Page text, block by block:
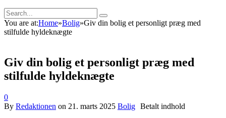
You are at:Home»Bolig»Giv din bolig et personligt præg med
stilfulde hyldeknægte
Giv din bolig et personligt præg med
stilfulde hyldeknægte
0
By Redaktionen on 21. marts 2025 Bolig